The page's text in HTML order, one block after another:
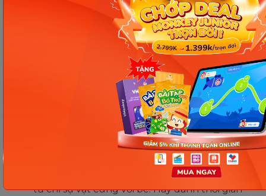
cảm thấy hứng thú và muốn tham gia vào việc
học một cách tự nguyện.
Sử dụng phương pháp học tương tác:Khi
làm bài tập về từ chỉ sự vật, hãy sử dụng
phương pháp tương tác như hình ảnh, ví dụ
và hoạt động thực tế để giúp bé hiểu và ghi
Học thông qua trò chơi:Sử dụng trò chơi và
hoạt động thú vị để giúp bé học và ghi nhớ
cách phân loại từ chỉ sự vật hiệu quả.
Tăng cường vốn từ tiếng Việt: Bằng cách
đọc sách, truyện hoặc câu chuyện có chứa các
từ chỉ sự vật cùng với bé. Hãy dành thời gian